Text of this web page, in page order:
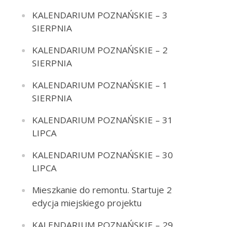
KALENDARIUM POZNAŃSKIE – 3
SIERPNIA
KALENDARIUM POZNAŃSKIE – 2
SIERPNIA
KALENDARIUM POZNAŃSKIE – 1
SIERPNIA
KALENDARIUM POZNAŃSKIE – 31
LIPCA
KALENDARIUM POZNAŃSKIE – 30
LIPCA
Mieszkanie do remontu. Startuje 2
edycja miejskiego projektu